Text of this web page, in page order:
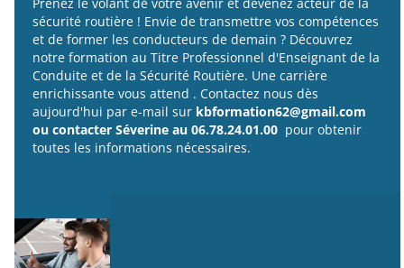
Permis BE (remorque)
PRÉ-REQUIS:
Être âgé de 18 ans minimum
repasser, si la dernière catégorie de permis date de plus de
5 ans.
sécurité routière ! Envie de transmettre vos compétences
et de former les conducteurs de demain ? Découvrez
notre formation au Titre Professionnel d'Enseignant de la
Conduite et de la Sécurité Routière. Une carrière
enrichissante vous attend . Contactez nous dès
aujourd'hui par e-mail sur kbformation62@gmail.com
ou contacter Séverine au 06.78.24.01.00 pour obtenir
toutes les informations nécessaires.